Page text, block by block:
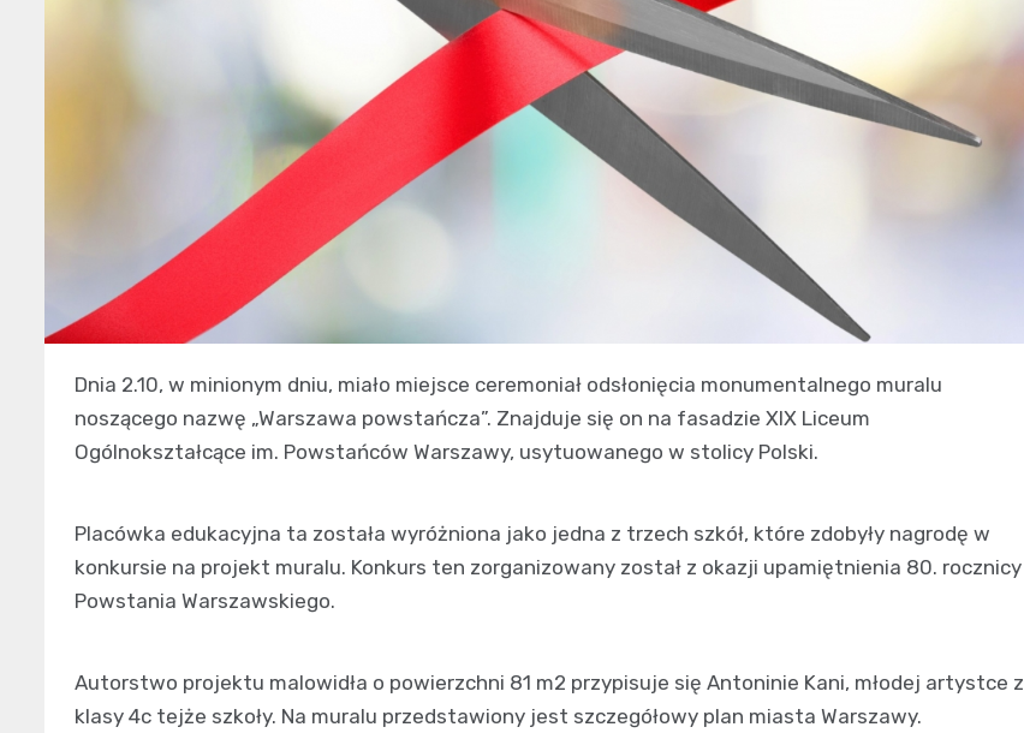
Dnia 2.10, w minionym dniu, miało miejsce ceremoniał odsłonięcia monumentalnego muralu
noszącego nazwę „Warszawa powstańcza”. Znajduje się on na fasadzie XIX Liceum
Ogólnokształcące im. Powstańców Warszawy, usytuowanego w stolicy Polski.
Placówka edukacyjna ta została wyróżniona jako jedna z trzech szkół, które zdobyły nagrodę w
konkursie na projekt muralu. Konkurs ten zorganizowany został z okazji upamiętnienia 80. rocznicy
Powstania Warszawskiego.
Autorstwo projektu malowidła o powierzchni 81 m2 przypisuje się Antoninie Kani, młodej artystce z
klasy 4c tejże szkoły. Na muralu przedstawiony jest szczegółowy plan miasta Warszawy.